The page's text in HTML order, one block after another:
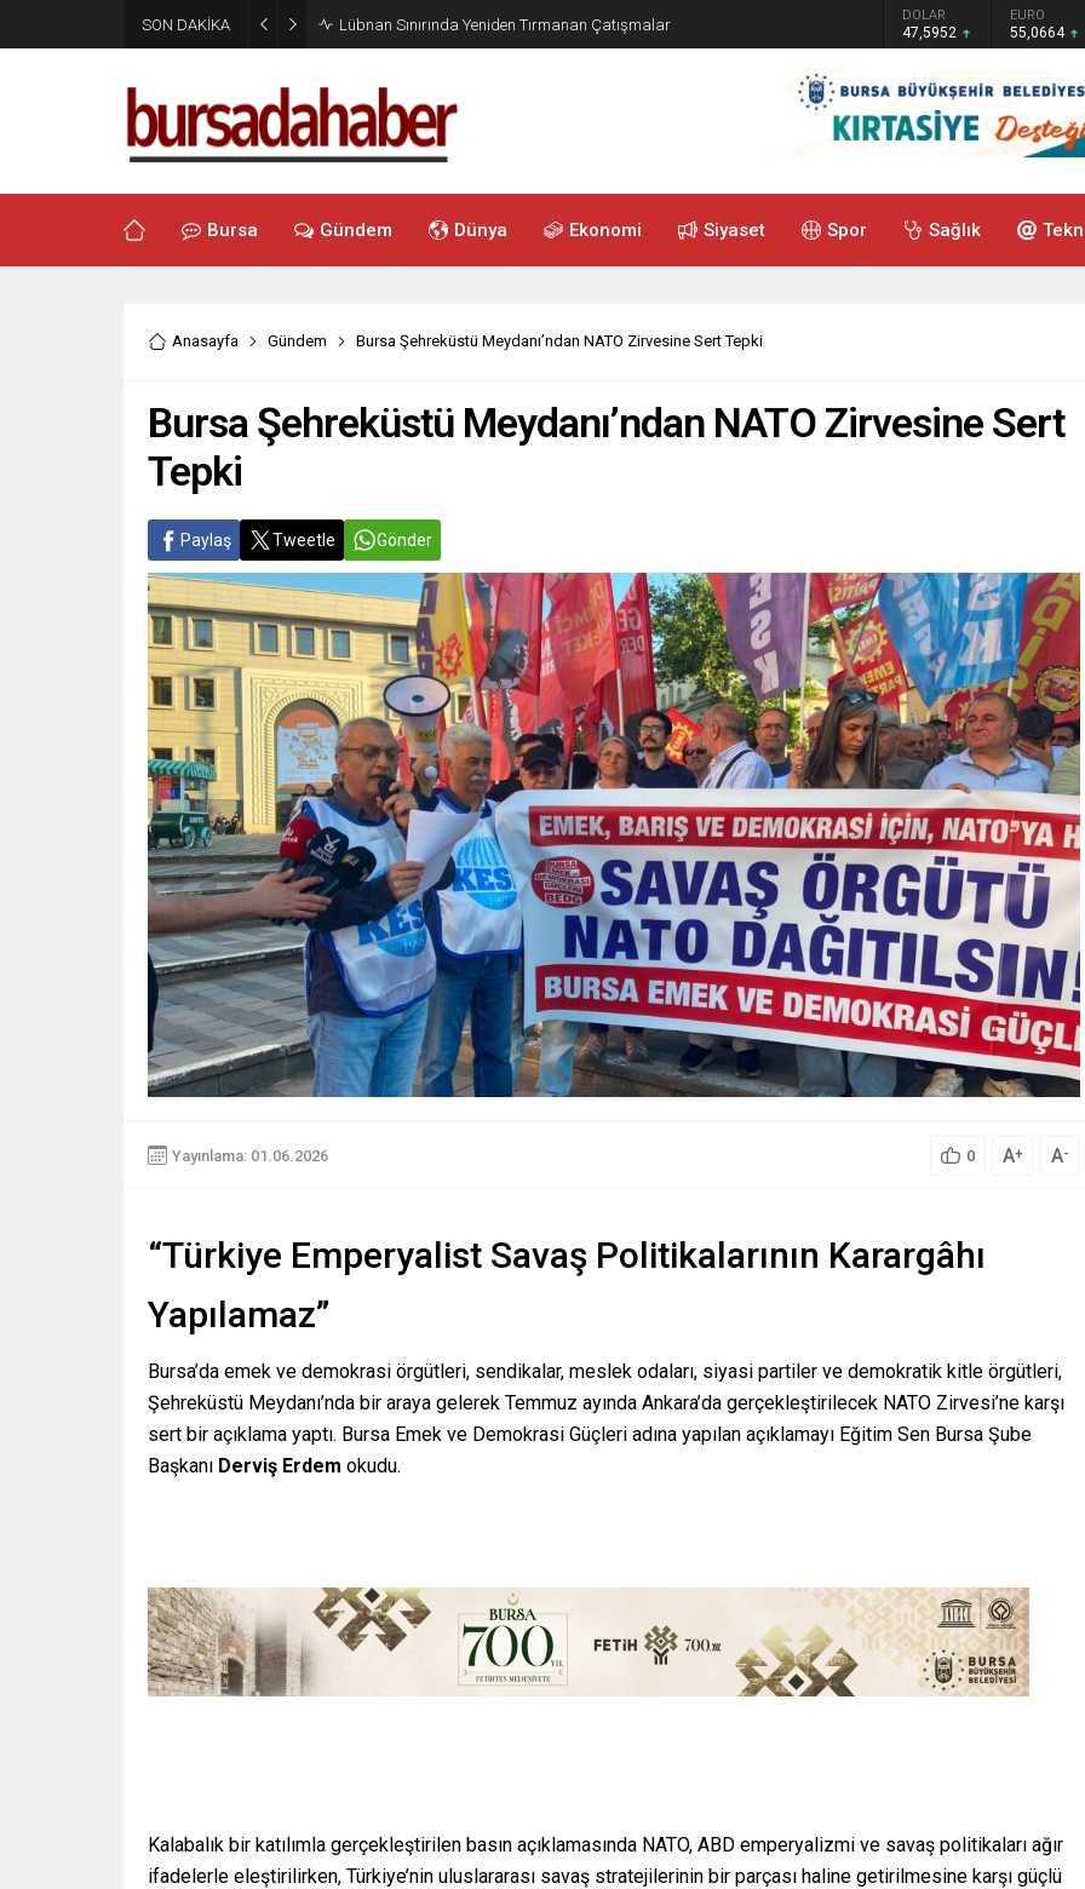
SON DAKİKA Lübnan Sınırında Yeniden Tırmanan Çatışmalar DOLAR
47,5952
EURO
55,0664
Bursa Gündem Dünya Ekonomi Siyaset Spor Sağlık
Anasayfa Gündem Bursa Şehreküstü Meydanı’ndan NATO Zirvesine Sert Tepki
Bursa Şehreküstü Meydanı’ndan NATO Zirvesine Sert
Tepki
Paylaş Tweetle Gönder
Yayınlama: 01.06.2026 0 A+ A-
“Türkiye Emperyalist Savaş Politikalarının Karargâhı
Yapılamaz”
Bursa’da emek ve demokrasi örgütleri, sendikalar, meslek odaları, siyasi partiler ve demokratik kitle örgütleri,
Şehreküstü Meydanı’nda bir araya gelerek Temmuz ayında Ankara’da gerçekleştirilecek NATO Zirvesi’ne karşı
sert bir açıklama yaptı. Bursa Emek ve Demokrasi Güçleri adına yapılan açıklamayı Eğitim Sen Bursa Şube
Başkanı Derviş Erdem okudu.
Kalabalık bir katılımla gerçekleştirilen basın açıklamasında NATO, ABD emperyalizmi ve savaş politikaları ağır
ifadelerle eleştirilirken, Türkiye’nin uluslararası savaş stratejilerinin bir parçası haline getirilmesine karşı güçlü